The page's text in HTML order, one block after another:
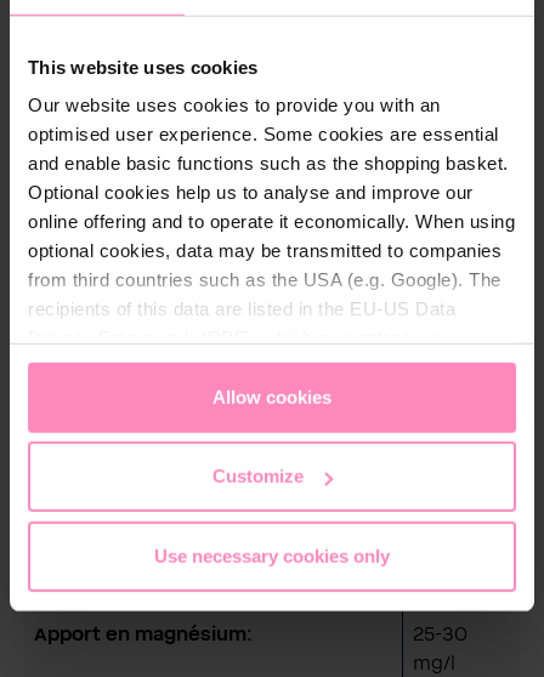
This website uses cookies
Our website uses cookies to provide you with an
optimised user experience. Some cookies are essential
and enable basic functions such as the shopping basket.
Optional cookies help us to analyse and improve our
online offering and to operate it economically. When using
optional cookies, data may be transmitted to companies
from third countries such as the USA (e.g. Google). The
recipients of this data are listed in the EU-US Data
appropriate level of data protection. You canaccept all
only allow necessary cookies
access and change your chosen setting at any time in
Allow cookies
Customize
Use necessary cookies only
Description
Granulés pour filtres Aarke Enriched
Le granulé de filtration enrichi, fabriqué par BWT, est
exclusivement conçu pour le purificateur Aarke. Il est
ajoutéà l'eau et, enaugmentant le pH, l'eau du
robinet ordinaire devient uneeau alcaline
Détails techniques
Apport en magnésium:
25-30
mg/l